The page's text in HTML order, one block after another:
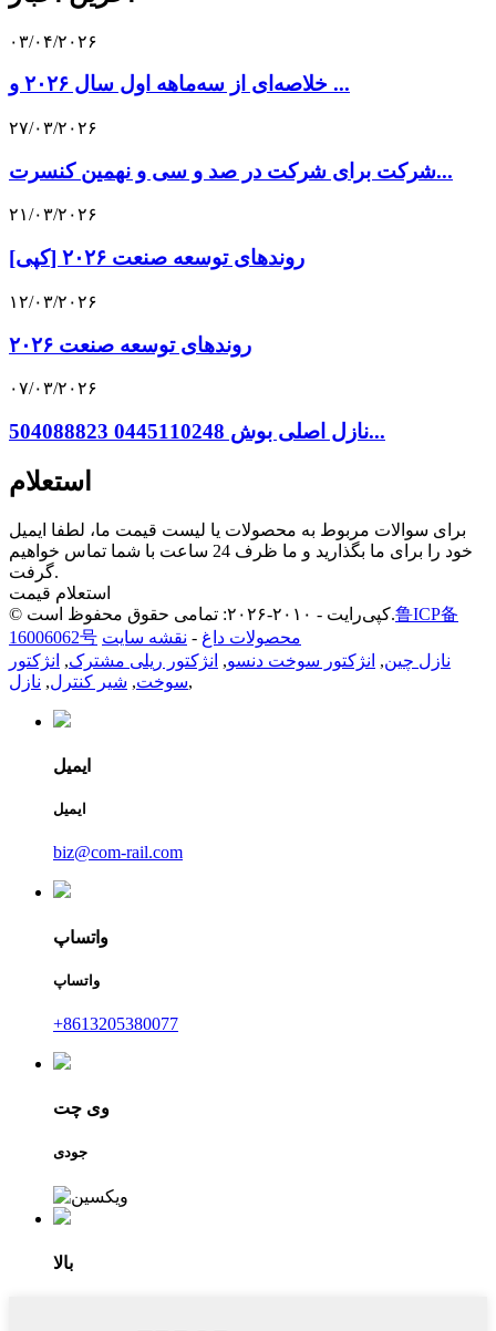
۰۳/۰۴/۲۰۲۶
خلاصه‌ای از سه‌ماهه اول سال ۲۰۲۶ و ...
۲۷/۰۳/۲۰۲۶
شرکت برای شرکت در صد و سی و نهمین کنسرت...
۲۱/۰۳/۲۰۲۶
[کپی] روندهای توسعه صنعت ۲۰۲۶
۱۲/۰۳/۲۰۲۶
روندهای توسعه صنعت ۲۰۲۶
۰۷/۰۳/۲۰۲۶
نازل اصلی بوش 0445110248 504088823...
استعلام
برای سوالات مربوط به محصولات یا لیست قیمت ما، لطفا ایمیل
خود را برای ما بگذارید و ما ظرف 24 ساعت با شما تماس خواهیم
گرفت.
استعلام قیمت
© کپی‌رایت - ۲۰۱۰-۲۰۲۶: تمامی حقوق محفوظ است.鲁ICP备
16006062号
محصولات داغ - نقشه سایت
نازل چین, انژکتور سوخت دنسو, انژکتور ریلی مشترک, انژکتور
سوخت, شیر کنترل, نازل ,
ایمیل
ایمیل
biz@com-rail.com
واتساپ
واتساپ
‎+8613205380077‎
وی چت
جودی
بالا